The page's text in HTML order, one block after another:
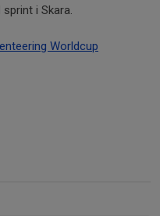
i Skara.
Worldcup